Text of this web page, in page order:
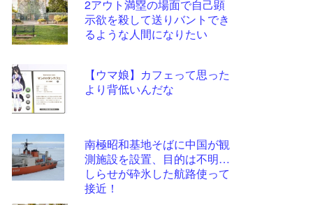
2アウト満塁の場面で自己顕
示欲を殺して送りバントでき
るような人間になりたい
【ウマ娘】カフェって思った
より背低いんだな
南極昭和基地そばに中国が観
測施設を設置、目的は不明…
しらせが砕氷した航路使って
接近！
ツー
ル